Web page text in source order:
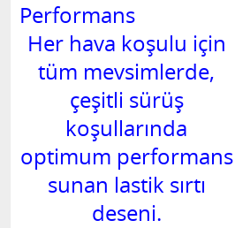
Performans
Her hava koşulu için
tüm mevsimlerde,
çeşitli sürüş
koşullarında
optimum performans
sunan lastik sırtı
deseni.